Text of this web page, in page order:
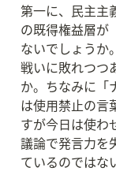
第一に、民主主
の既得権益層が
ないでしょうか
戦いに敗れつつ
か。ちなみに「
は使用禁止の言
すが今日は使わ
議論で発言力を
ているのではな